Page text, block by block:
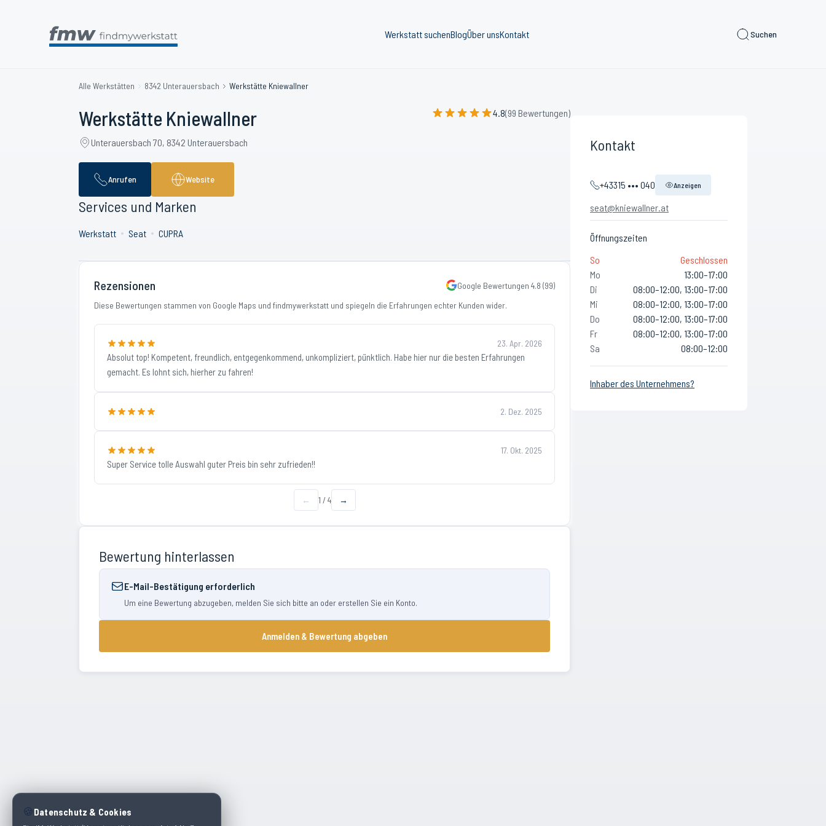
Werkstatt suchenBlogÜber unsKontakt Suchen
Alle Werkstätten 8342 Unterauersbach Werkstätte Kniewallner
Werkstätte Kniewallner 4.8(99 Bewertungen)
Unterauersbach 70, 8342 Unterauersbach
Anrufen Website
Services und Marken
Werkstatt Seat CUPRA
Rezensionen Google Bewertungen 4.8 (99)
Diese Bewertungen stammen von Google Maps und findmywerkstatt und spiegeln die Erfahrungen echter Kunden wider.
23. Apr. 2026
Absolut top! Kompetent, freundlich, entgegenkommend, unkompliziert, pünktlich. Habe hier nur die besten Erfahrungen
gemacht. Es lohnt sich, hierher zu fahren!
2. Dez. 2025
17. Okt. 2025
Super Service tolle Auswahl guter Preis bin sehr zufrieden!!
← 1 / 4 →
Bewertung hinterlassen
E-Mail-Bestätigung erforderlich
Um eine Bewertung abzugeben, melden Sie sich bitte an oder erstellen Sie ein Konto.
Anmelden & Bewertung abgeben
Kontakt
+43315 ••• 040 Anzeigen
seat@kniewallner.at
Öffnungszeiten
So
Geschlossen
Mo
13:00–17:00
Di
08:00–12:00, 13:00–17:00
Mi
08:00–12:00, 13:00–17:00
Do
08:00–12:00, 13:00–17:00
Fr
08:00–12:00, 13:00–17:00
Sa
08:00–12:00
Inhaber des Unternehmens?
🍪 Datenschutz & Cookies